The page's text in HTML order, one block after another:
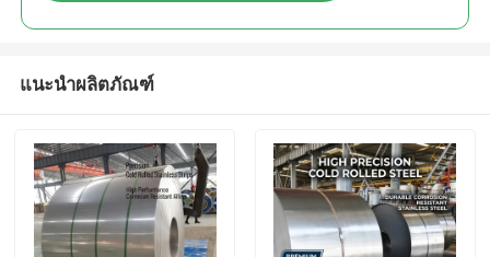
บ้าน
แนะนำผลิตภัณฑ์